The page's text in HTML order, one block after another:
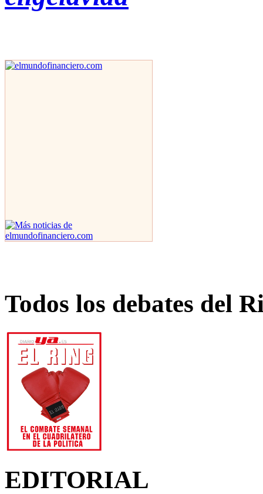
Todos los debates del
EDITORIAL